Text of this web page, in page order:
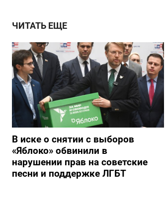
ЧИТАТЬ ЕЩЕ
В иске о снятии с выборов
«Яблоко» обвинили в
нарушении прав на советские
песни и поддержке ЛГБТ